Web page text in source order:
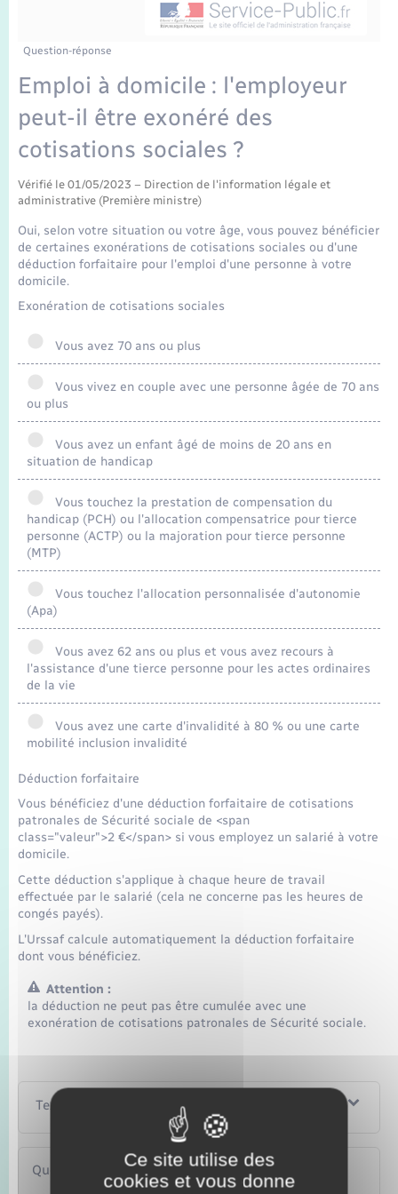
Etat-civil - Papiers - Citoyenneté
Mariage – PACS
Parrainage civil
Recensement
Logement - Urbanisme
Loisirs
Nouvel habitant
Numérique
Organisation d’événement
Sécurité - Prévention
Seniors
Transports
Transports scolaires
Voirie et espace public
Travaux - Autorisation d’occupation de l’espace
Compétences
Plan interactif
Présentation de la commune
Publications
La Communauté de communes
Question-réponse
Emploi à domicile : l'employeur
peut-il être exonéré des
cotisations sociales ?
Vérifié le 01/05/2023 – Direction de l'information légale et
administrative (Première ministre)
Oui, selon votre situation ou votre âge, vous pouvez bénéficier
de certaines exonérations de cotisations sociales ou d'une
déduction forfaitaire pour l'emploi d'une personne à votre
domicile.
Exonération de cotisations sociales
Vous avez 70 ans ou plus
Vous vivez en couple avec une personne âgée de 70 ans
ou plus
Vous avez un enfant âgé de moins de 20 ans en
situation de handicap
Vous touchez la prestation de compensation du
handicap (PCH) ou l'allocation compensatrice pour tierce
personne (ACTP) ou la majoration pour tierce personne
(MTP)
Vous touchez l'allocation personnalisée d'autonomie
(Apa)
Vous avez 62 ans ou plus et vous avez recours à
l'assistance d'une tierce personne pour les actes ordinaires
de la vie
Vous avez une carte d'invalidité à 80 % ou une carte
mobilité inclusion invalidité
Déduction forfaitaire
Vous bénéficiez d'une déduction forfaitaire de cotisations
patronales de Sécurité sociale de <span
class="valeur">2 €</span> si vous employez un salarié à votre
domicile.
Cette déduction s'applique à chaque heure de travail
effectuée par le salarié (cela ne concerne pas les heures de
congés payés).
L'Urssaf calcule automatiquement la déduction forfaitaire
dont vous bénéficiez.
Attention :
la déduction ne peut pas être cumulée avec une
exonération de cotisations patronales de Sécurité sociale.
Textes de référence
Questions ? Réponses !
Ce site utilise des
cookies et vous donne